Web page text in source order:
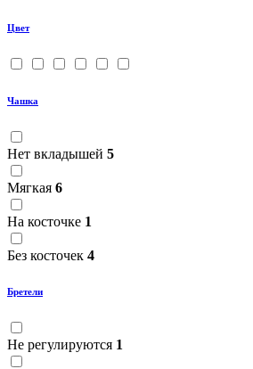
Цвет
Чашка
Нет вкладышей 5
Мягкая 6
На косточке 1
Без косточек 4
Бретели
Не регулируются 1